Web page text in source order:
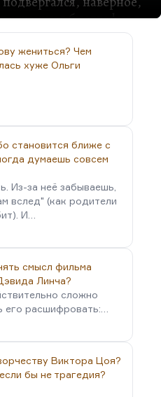
страшная биография в
Мандельштам, даже
счастливцами.
священника.
в Москву,
в МГУ, два года
был отчислен, потому
скрыл,
кружках московских,
вошел в
и впервые был
после чего три года
жениться? Чем
хуже Ольги
становится ближе с
думаешь совсем
Из-за неё забываешь,
вслед" (как родители
И…
смысл фильма
Линча?
сложно
его расшифровать:…
Виктора Цоя?
бы не трагедия?